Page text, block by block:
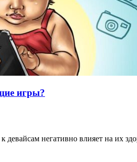
игры?
девайсам негативно влияет на их